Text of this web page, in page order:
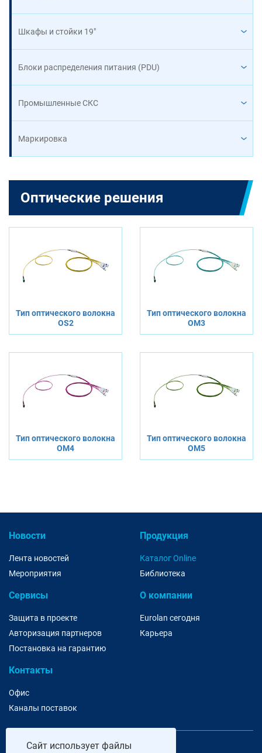
Шкафы и стойки 19"
Блоки распределения питания (PDU)
Промышленные СКС
Маркировка
Оптические решения
Тип оптического волокна
OS2
Тип оптического волокна
OM3
Тип оптического волокна
OM4
Тип оптического волокна
OM5
Новости
Лента новостей
Мероприятия
Продукция
Каталог Online
Библиотека
Сервисы
Защита в проекте
Авторизация партнеров
Постановка на гарантию
О компании
Eurolan сегодня
Карьера
Контакты
Офис
Каналы поставок
Сайт использует файлы